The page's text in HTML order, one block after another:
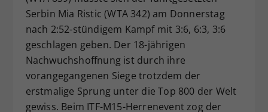
Serbin Mia Ristic (WTA 342) am Donnerstag
nach 2:52-stündigem Kampf mit 3:6, 6:3, 3:6
geschlagen geben. Der 18-jährigen
Nachwuchshoffnung ist durch ihre
vorangegangenen Siege trotzdem der
erstmalige Sprung unter die Top 800 der Welt
gewiss. Beim ITF-M15-Herrenevent zog der